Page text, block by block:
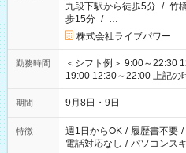
九段下駅から徒歩5分 / 竹
歩15分 / …
株式会社ライブパワー
勤務時間
＜シフト例＞ 9:00～22:30
19:00 12:30～22:00 上記の時間から好きな時間を選べます！ ※
時間は変更となる可能性が
期間 9月8日・9日
特徴 週1日からOK / 履歴書不要 /
電話対応なし / パソコンス